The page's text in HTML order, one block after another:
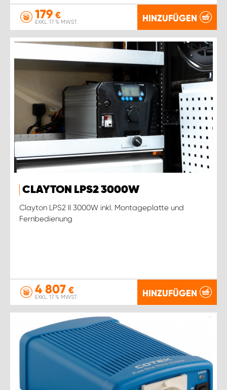
179 €
EXKL. 17 % MWST. HINZUFÜGEN
CLAYTON LPS2 3000W
Clayton LPS2 II 3000W inkl. Montageplatte und
Fernbedienung
4 807 €
EXKL. 17 % MWST. HINZUFÜGEN